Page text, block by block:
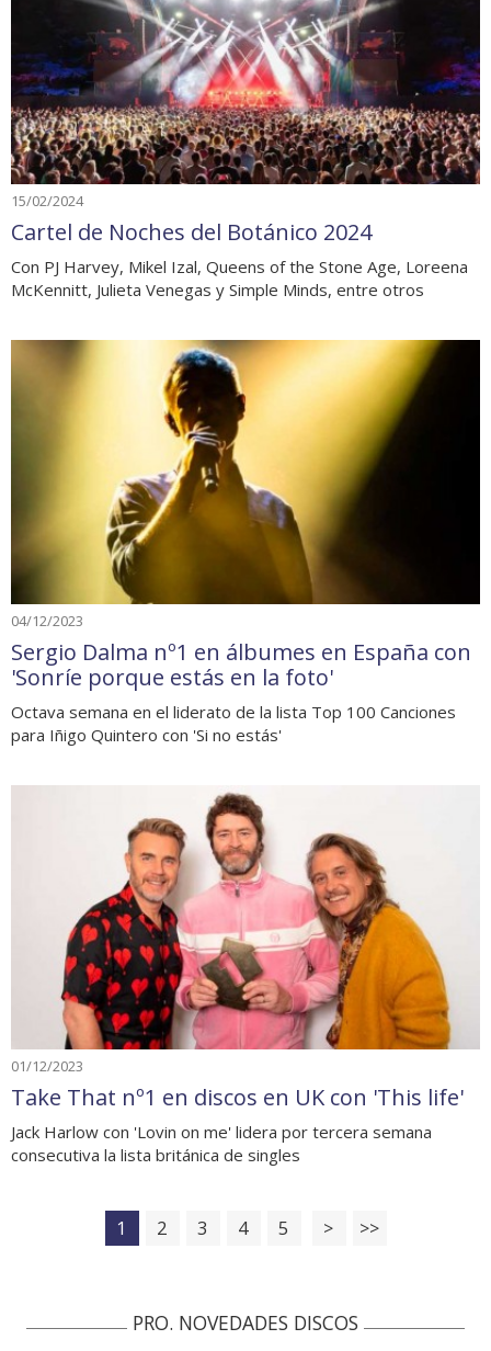
15/02/2024
Cartel de Noches del Botánico 2024
Con PJ Harvey, Mikel Izal, Queens of the Stone Age, Loreena
McKennitt, Julieta Venegas y Simple Minds, entre otros
04/12/2023
Sergio Dalma nº1 en álbumes en España con
'Sonríe porque estás en la foto'
Octava semana en el liderato de la lista Top 100 Canciones
para Iñigo Quintero con 'Si no estás'
01/12/2023
Take That nº1 en discos en UK con 'This life'
Jack Harlow con 'Lovin on me' lidera por tercera semana
consecutiva la lista británica de singles
1 2 3 4 5 > >>
PRO. NOVEDADES DISCOS